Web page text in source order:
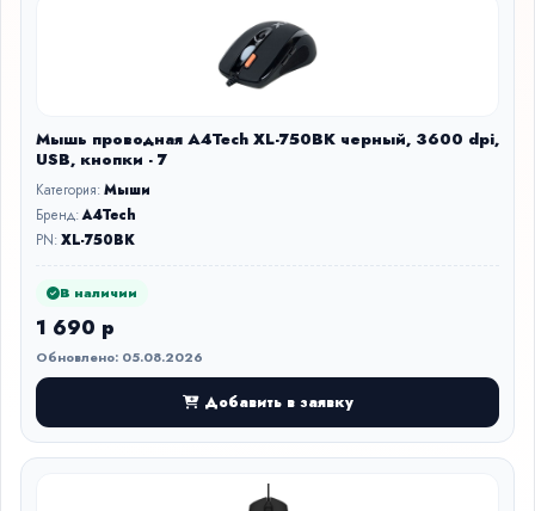
Мышь проводная A4Tech XL-750BK черный, 3600 dpi,
USB, кнопки - 7
Категория:Мыши
Бренд:A4Tech
PN:XL-750BK
В наличии
1 690 р
Обновлено: 05.08.2026
Добавить в заявку